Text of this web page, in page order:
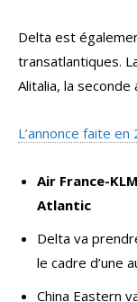
Delta est
transatlantiques.
Alitalia, la seconde
L’annonce faite en
Air France-
Atlantic
Delta va
le cadre d’une
China Eastern